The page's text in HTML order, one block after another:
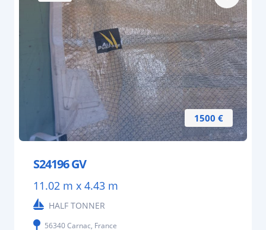
1500 €
S24196 GV
11.02 m x 4.43 m
HALF TONNER
56340 Carnac, France